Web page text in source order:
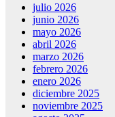
julio 2026
junio 2026
mayo 2026
abril 2026
marzo 2026
febrero 2026
enero 2026
diciembre 2025
noviembre 2025